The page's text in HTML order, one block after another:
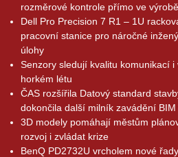
rozměrové kontrole přímo ve výrobě
Dell Pro Precision 7 R1 – 1U
pracovní stanice pro náročné
úlohy
Senzory sledují kvalitu komunikací i
horkém létu
ČAS rozšířila Datový standard
dokončila další milník zavádění BIM
3D modely pomáhají městům
rozvoj i zvládat krize
BenQ PD2732U vrcholem nové